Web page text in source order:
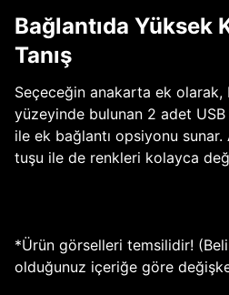
Bağlantıda Yüksek
Tanış
Seçeceğin anakarta ek olarak,
yüzeyinde bulunan 2 adet
ile ek bağlantı opsiyonu sunar.
tuşu ile de renkleri kolayca
*Ürün görselleri temsilidir!
olduğunuz içeriğe göre